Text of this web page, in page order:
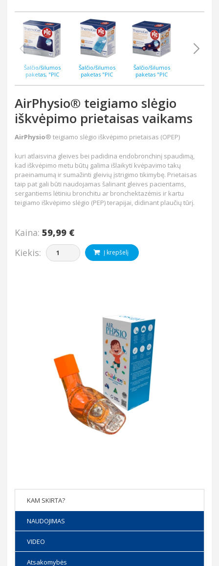
Šalčio/šilumos
paketas, "PIC
cm, daugkartinis,
Šalčio/šilumos
paketas "PIC
10 x 26 cm, BASIC
Šalčio/šilumos
paketas "PIC
26 cm, su elastine minkšta
AirPhysio® teigiamo slėgio
iškvėpimo prietaisas vaikams
AirPhysio® teigiamo slėgio iškvėpimo prietaisas (OPEP)
kuri atlaisvina gleives bei padidina endobronchinį spaudimą,
kad iškvėpimo metu būtų galima išlaikyti kvėpavimo takų
praeinamumą ir sumažinti gleivių įstrigimo tikimybę. Prietaisas
taip pat gali būti naudojamas šalinant gleives pacientams,
sergantiems lėtiniu bronchitu ar bronchektazėmis ir kartu
teigiamo iškvėpimo slėgio (PEP) terapijai, didinant plaučių tūrį.
Kaina: 59,99 €
Kiekis:
Į krepšelį
KAM SKIRTA?
NAUDOJIMAS
VIDEO
Atsakomybės